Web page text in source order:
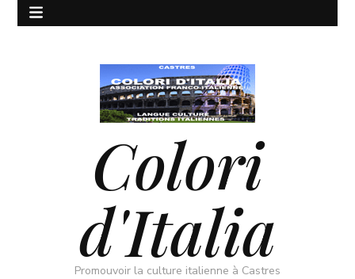
Colori
d'Italia
Promouvoir la culture italienne à Castres